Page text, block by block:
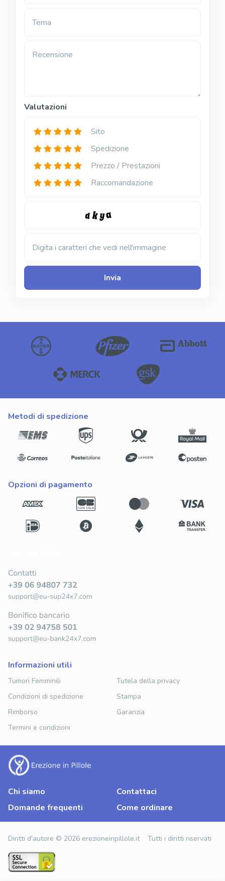
Tema
Recensione
Valutazioni
Sito
Spedizione
Prezzo / Prestazioni
Raccomandazione
Digita i caratteri che vedi nell'immagine
Invia
metodi di spedizione
opzioni di pagamento
informazioni utili
Tumori Femminili
Condizioni di spedizione
Rimborso
Termini e condizioni
Tutela della privacy
Stampa
Garanzia
Chi siamo
Domande frequenti
Contattaci
Come ordinare
Diritti d'autore © 2026 erezioneinpillole.it Tutti i diritti riservati